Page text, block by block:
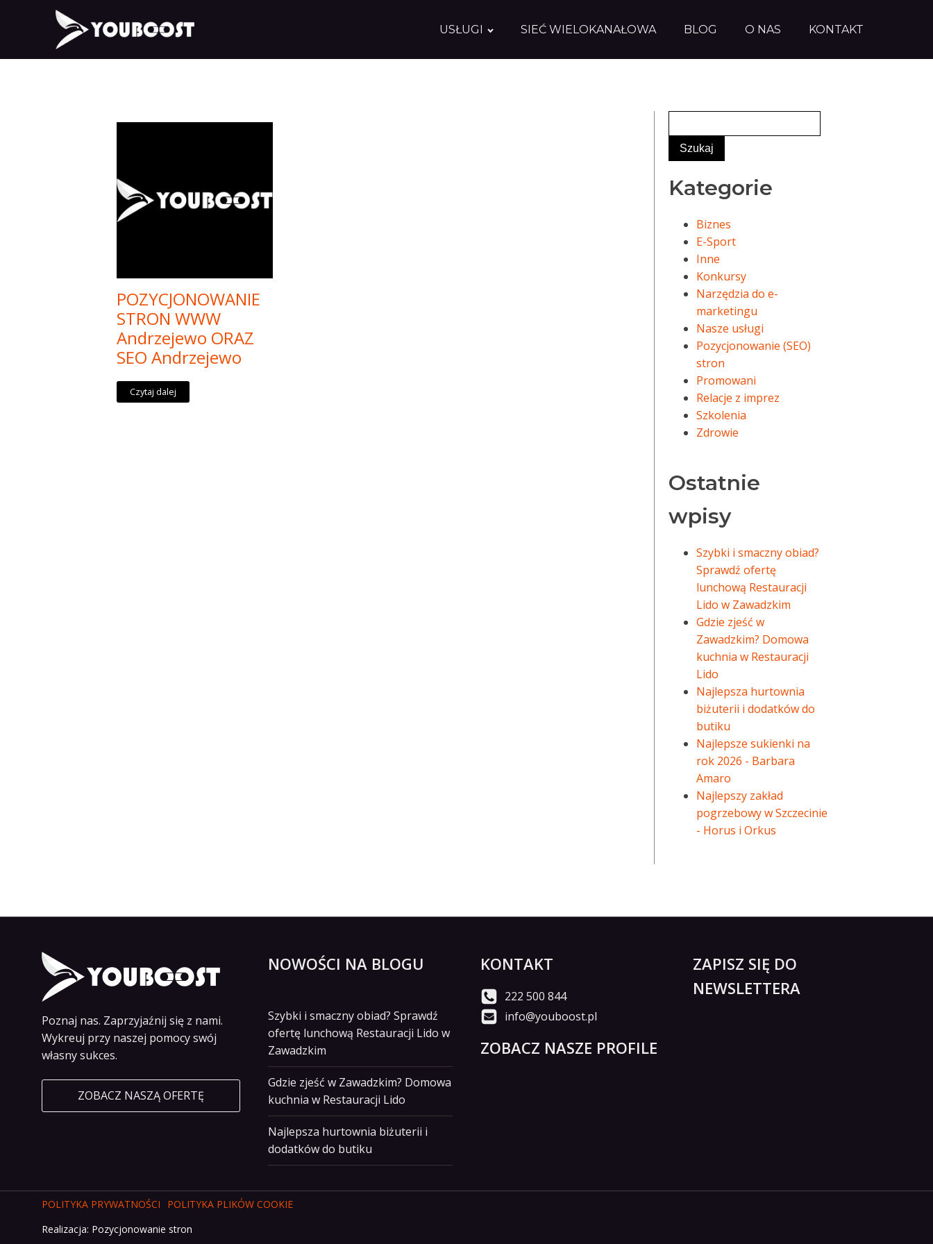
USŁUGI SIEĆ WIELOKANAŁOWA BLOG O NAS KONTAKT
POZYCJONOWANIE
STRON WWW
Andrzejewo ORAZ
SEO Andrzejewo
Czytaj dalej
Kategorie
Biznes
E-Sport
Inne
Konkursy
Narzędzia do e-
marketingu
Nasze usługi
Pozycjonowanie (SEO)
stron
Promowani
Relacje z imprez
Szkolenia
Zdrowie
Ostatnie
wpisy
Szybki i smaczny obiad?
Sprawdź ofertę
lunchową Restauracji
Lido w Zawadzkim
Gdzie zjeść w
Zawadzkim? Domowa
kuchnia w Restauracji
Lido
Najlepsza hurtownia
biżuterii i dodatków do
butiku
Najlepsze sukienki na
rok 2026 - Barbara
Amaro
Najlepszy zakład
pogrzebowy w Szczecinie
- Horus i Orkus
Poznaj nas. Zaprzyjaźnij się z nami.
Wykreuj przy naszej pomocy swój
własny sukces.
ZOBACZ NASZĄ OFERTĘ
NOWOŚCI NA BLOGU
Szybki i smaczny obiad? Sprawdź
ofertę lunchową Restauracji Lido w
Zawadzkim
Gdzie zjeść w Zawadzkim? Domowa
kuchnia w Restauracji Lido
Najlepsza hurtownia biżuterii i
dodatków do butiku
KONTAKT
222 500 844
info@youboost.pl
ZOBACZ NASZE PROFILE
ZAPISZ SIĘ DO
NEWSLETTERA
POLITYKA PRYWATNOŚCI
POLITYKA PLIKÓW COOKIE
Realizacja: Pozycjonowanie stron